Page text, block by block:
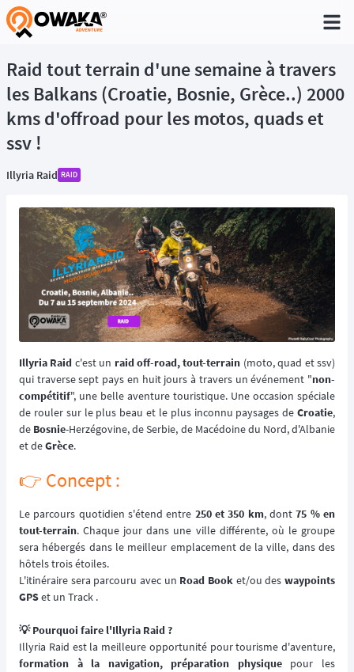
®
Raid tout terrain d'une semaine à travers
les Balkans (Croatie, Bosnie, Grèce..) 2000
kms d'offroad pour les motos, quads et
ssv !
Illyria Raid RAID
Illyria Raid c'est un raid off-road, tout-terrain (moto, quad et ssv)
qui traverse sept pays en huit jours à travers un événement "non-
compétitif", une belle aventure touristique. Une occasion spéciale
de rouler sur le plus beau et le plus inconnu paysages de Croatie,
de Bosnie-Herzégovine, de Serbie, de Macédoine du Nord, d'Albanie
et deGrèce.
👉️ Concept :
Le parcours quotidien s'étend entre 250 et 350 km, dont75 % en
tout-terrain. Chaque jour dans une ville différente, où le groupe
sera hébergés dans le meilleur emplacement de la ville, dans des
hôtels trois étoiles.
L'itinéraire sera parcouru avec un Road Book et/ou deswaypoints
GPSet un Track .
💡 Pourquoi faire l'Illyria Raid ?
Illyria Raid est la meilleure opportunité pour tourisme d'aventure,
formation à la navigation, préparation physiquepour les